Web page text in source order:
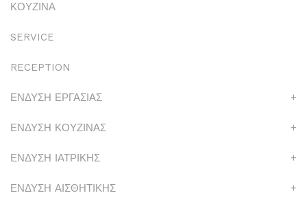
ΚΟΥΖΙΝΑ
SERVICE
RECEPTION
ΕΝΔΥΣΗ ΕΡΓΑΣΙΑΣ +
ΕΝΔΥΣΗ ΚΟΥΖΙΝΑΣ +
ΕΝΔΥΣΗ ΙΑΤΡΙΚΗΣ +
ΕΝΔΥΣΗ ΑΙΣΘΗΤΙΚΗΣ +